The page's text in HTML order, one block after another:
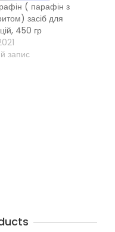
( парафін з
засіб для
450 гр
запис